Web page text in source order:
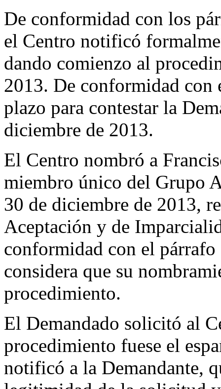
De conformidad con los
el Centro notificó
dando comienzo al
2013. De conformidad con
plazo para contestar la
diciembre de 2013.
El Centro nombró a
miembro único del Grupo
30 de diciembre de 2013,
Aceptación y de
conformidad con el
considera que su
procedimiento.
El Demandado solicitó al
procedimiento fuese el
notificó a la Demandante,